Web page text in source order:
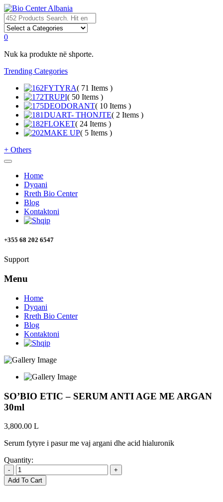
0
Nuk ka produkte në shporte.
Trending Categories
FYTYRA( 71 Items )
TRUPI( 50 Items )
DEODORANT( 10 Items )
DUART- THONJTE( 2 Items )
FLOKET( 24 Items )
MAKE UP( 5 Items )
+ Others
Home
Dyqani
Rreth Bio Center
Blog
Kontaktoni
+355 68 202 6547
Support
Menu
Home
Dyqani
Rreth Bio Center
Blog
Kontaktoni
SO’BIO ETIC – SERUM ANTI AGE ME ARGAN
30ml
3,800.00 L
Serum fytyre i pasur me vaj argani dhe acid hialuronik
Quantity:
-
+
Add To Cart